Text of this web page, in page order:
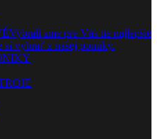
Vybrali sme pre Vás tie najlepšie
si vybrať z našej ponuky.